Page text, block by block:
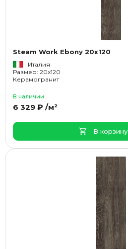
Steam Work Ebony 20x120
Италия
Размер: 20x120
Керамогранит
В наличии
6 329 ₽ /м²
В корзину